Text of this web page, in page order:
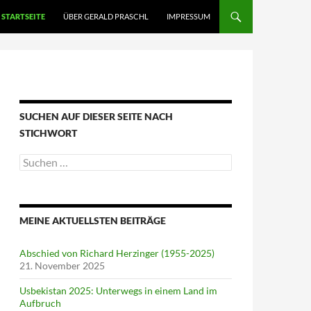
STARTSEITE ÜBER GERALD PRASCHL IMPRESSUM
SUCHEN AUF DIESER SEITE NACH
STICHWORT
Suche
nach:
MEINE AKTUELLSTEN BEITRÄGE
Abschied von Richard Herzinger (1955-2025)
21. November 2025
Usbekistan 2025: Unterwegs in einem Land im
Aufbruch